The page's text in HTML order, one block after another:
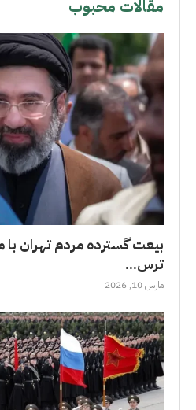
مقالات محبوب
بیعت گسترده مردم تهران
ترس...
مارس 10, 2026